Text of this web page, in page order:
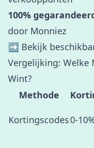
100%
door Monniez
➡️ Bekijk
Vergelijking: Welke
Wint?
Methode
Kortingscodes0-